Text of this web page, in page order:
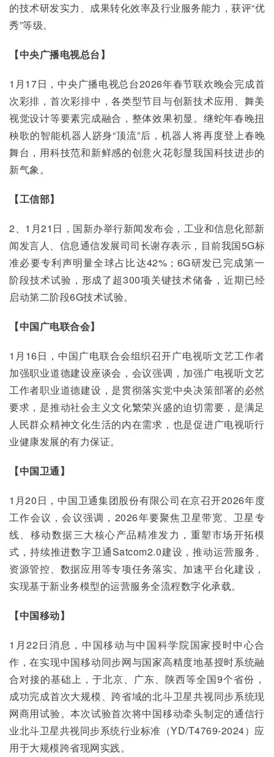
的技术研发实力、成果转化效率及行业服务能力，获评“优
秀”等级。
【中央广播电视总台】
1月17日，中央广播电视总台2026年春节联欢晚会完成首
次彩排，首次彩排中，各类型节目与创新技术应用、舞美
视觉设计等要素完成融合，整体效果初显。继蛇年春晚扭
秧歌的智能机器人跻身“顶流”后，机器人将再度登上春晚
舞台，用科技范和新鲜感的创意火花彰显我国科技进步的
新气象。
【工信部】
2、1月21日，国新办举行新闻发布会，工业和信息化部新
闻发言人、信息通信发展司司长谢存表示，目前我国5G标
准必要专利声明量全球占比达42%；6G研发已完成第一
阶段技术试验，形成了超300项关键技术储备，近期已经
启动第二阶段6G技术试验。
【中国广电联合会】
1月16日，中国广电联合会组织召开广电视听文艺工作者
加强职业道德建设座谈会，会议强调，加强广电视听文艺
工作者职业道德建设，是贯彻落实党中央决策部署的必然
要求，是推动社会主义文化繁荣兴盛的迫切需要，是满足
人民群众精神文化生活的内在需求，也是促进广电视听行
业健康发展的有力保证。
【中国卫通】
1月20日，中国卫通集团股份有限公司在京召开2026年度
工作会议，会议强调，2026年要聚焦卫星带宽、卫星专
线、移动数据三大核心产品精准发力，重塑市场开拓模
式，持续推进数字卫通Satcom2.0建设，推动运营服务、
资源管控、数据应用等专项任务落实。加速平台化建设，
实现基于新业务模型的运营服务全流程数字化承载。
【中国移动】
1月22日消息，中国移动与中国科学院国家授时中心合
作，在实现中国移动同步网与国家高精度地基授时系统融
合对接的基础上，于北京、广东、陕西等全国9个省份，
成功完成首次大规模、跨省域的北斗卫星共视同步系统现
网商用试验。本次试验首次将中国移动牵头制定的通信行
业北斗卫星共视同步系统行业标准（YD/T4769-2024）应
用于大规模跨省现网实践。